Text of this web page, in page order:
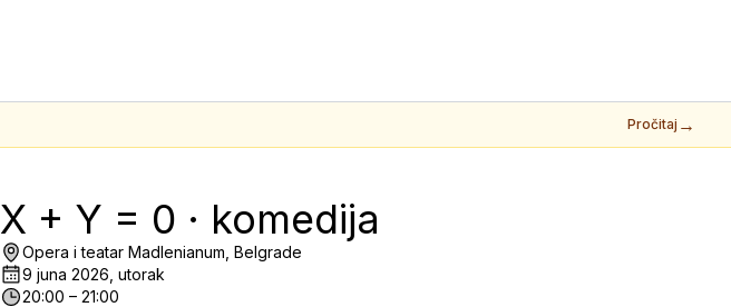
Pročitaj →
X + Y = 0 · komedija
Opera i teatar Madlenianum, Belgrade
9 juna 2026, utorak
20:00 – 21:00